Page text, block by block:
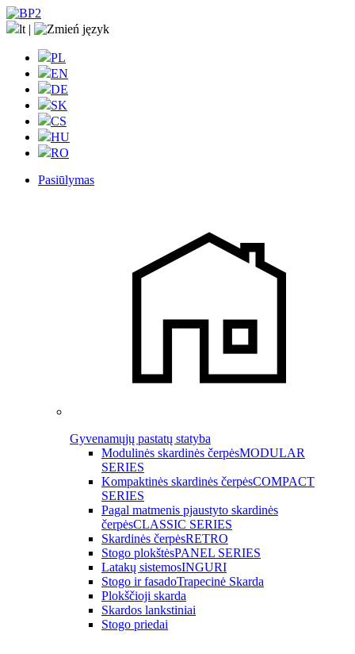
lt |
PL
EN
DE
SK
CS
HU
RO
Pasiūlymas
Gyvenamųjų pastatų statyba
Modulinės skardinės čerpėsMODULAR
SERIES
Kompaktinės skardinės čerpėsCOMPACT
SERIES
Pagal matmenis pjaustyto skardinės
čerpėsCLASSIC SERIES
Skardinės čerpėsRETRO
Stogo plokštėsPANEL SERIES
Latakų sistemosINGURI
Stogo ir fasadoTrapecinė Skarda
Plokščioji skarda
Skardos lankstiniai
Stogo priedai